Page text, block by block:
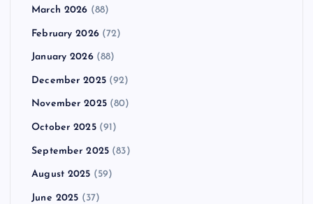
March 2026 (88)
February 2026(72)
January 2026(88)
December 2025(92)
November 2025(80)
October 2025(91)
September 2025 (83)
August 2025 (59)
June 2025 (37)